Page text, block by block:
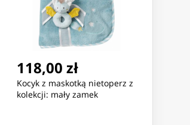
118,00 zł
Kocyk z maskotką nietoperz z
kolekcji: mały zamek